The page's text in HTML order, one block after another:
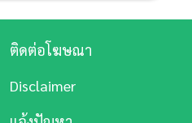
ติดต่อโฆษณา
Disclaimer